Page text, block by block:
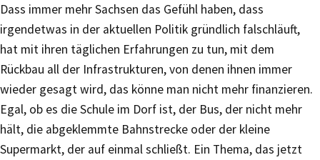
Dass immer mehr Sachsen das Gefühl haben, dass
irgendetwas in der aktuellen Politik gründlich falschläuft,
hat mit ihren täglichen Erfahrungen zu tun, mit dem
Rückbau all der Infrastrukturen, von denen ihnen immer
wieder gesagt wird, das könne man nicht mehr finanzieren.
Egal, ob es die Schule im Dorf ist, der Bus, der nicht mehr
hält, die abgeklemmte Bahnstrecke oder der kleine
Supermarkt, der auf einmal schließt. Ein Thema, das jetzt